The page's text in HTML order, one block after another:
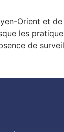
Orient et
les
de